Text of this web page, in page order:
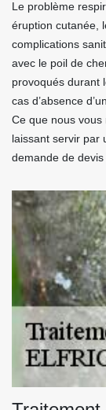
Le problème
éruption cutanée,
complications
avec le poil de
provoqués durant
cas d’absence
Ce que nous vous
laissant servir par
demande de devis